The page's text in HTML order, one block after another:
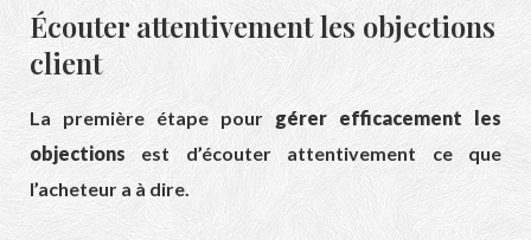
Écouter attentivement les objections
client
La première étape pour gérer efficacement les
objections est d’écouter attentivement ce que
l’acheteur a à dire.